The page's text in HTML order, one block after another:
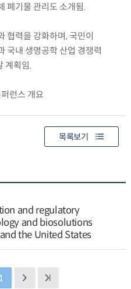
폐기물 관리도 소개됨.
협력을 강화하며, 국민이
국내 생명공학 산업 경쟁력
계획임.
런스 개요
목록보기
and regulatory
and biosolutions
the United States
1